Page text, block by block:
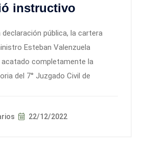
instructivo
pública, la cartera
Esteban Valenzuela
acatado completamente la
del 7° Juzgado Civil de
22/12/2022